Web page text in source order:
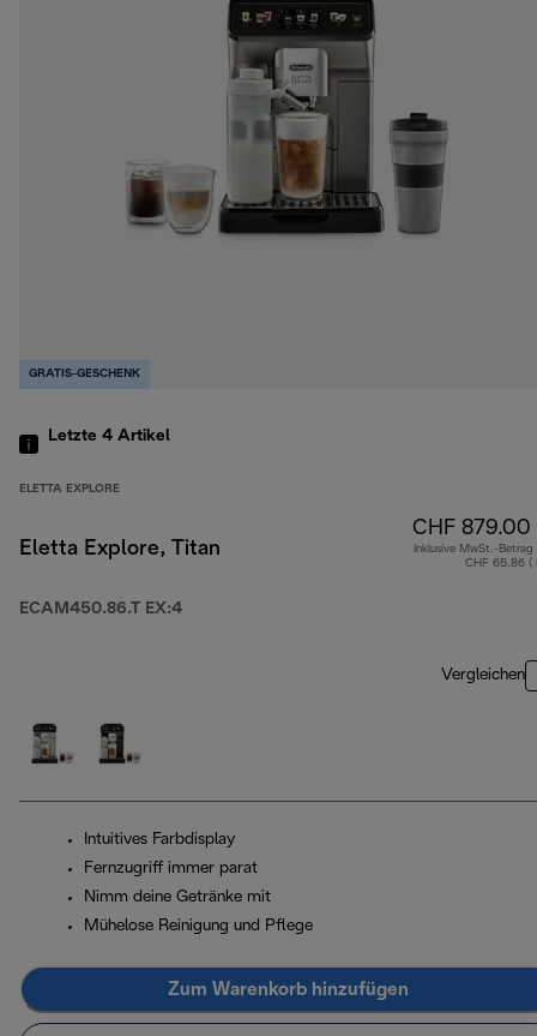
GRATIS-GESCHENK
Letzte 4 Artikel
ELETTA EXPLORE
Eletta Explore, Titan
ECAM450.86.T EX:4
CHF 879.00
Inklusive MwSt.-Betrag
CHF 65.86 (
Vergleichen
Intuitives Farbdisplay
Fernzugriff immer parat
Nimm deine Getränke mit
Mühelose Reinigung und Pflege
Zum Warenkorb hinzufügen